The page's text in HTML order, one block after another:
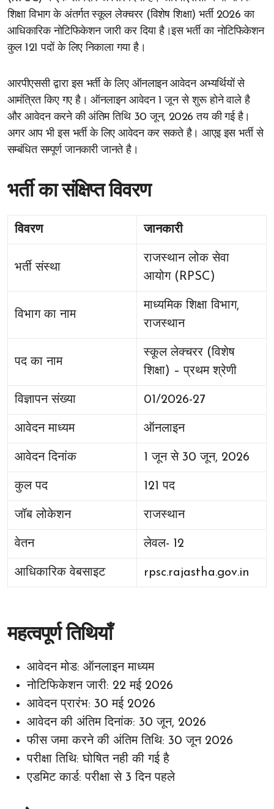
शिक्षा विभाग के अंतर्गत स्कूल लेक्चरर (विशेष शिक्षा) भर्ती 2026 का
आधिकारिक नोटिफिकेशन जारी कर दिया है।इस भर्ती का नोटिफिकेशन
कुल 121 पदों के लिए निकाला गया है।
आरपीएससी द्वारा इस भर्ती के लिए ऑनलाइन आवेदन अभ्यर्थियों से
आमंत्रित किए गए है। ऑनलाइन आवेदन 1 जून से शुरू होने वाले है
और आवेदन करने की अंतिम तिथि 30 जून, 2026 तय की गई है।
अगर आप भी इस भर्ती के लिए आवेदन कर सकते है। आएइ इस भर्ती से
सम्बंधित सम्पूर्ण जानकारी जानते है।
भर्ती का संक्षिप्त विवरण
विवरण जानकारी
भर्ती संस्था
राजस्थान लोक सेवा
आयोग (RPSC)
विभाग का नाम
माध्यमिक शिक्षा विभाग,
राजस्थान
पद का नाम
स्कूल लेक्चरर (विशेष
शिक्षा) – प्रथम श्रेणी
विज्ञापन संख्या 01/2026-27
आवेदन माध्यम ऑनलाइन
आवेदन दिनांक 1 जून से 30 जून, 2026
कुल पद 121 पद
जॉब लोकेशन राजस्थान
वेतन लेवल- 12
आधिकारिक वेबसाइट rpsc.rajastha.gov.in
महत्वपूर्ण तिथियाँ
आवेदन मोड: ऑनलाइन माध्यम
नोटिफिकेशन जारी: 22 मई 2026
आवेदन प्रारंभ: 30 मई 2026
आवेदन की अंतिम दिनांक: 30 जून, 2026
फीस जमा करने की अंतिम तिथि: 30 जून 2026
परीक्षा तिथि: घोषित नही की गई है
एडमिट कार्ड: परीक्षा से 3 दिन पहले